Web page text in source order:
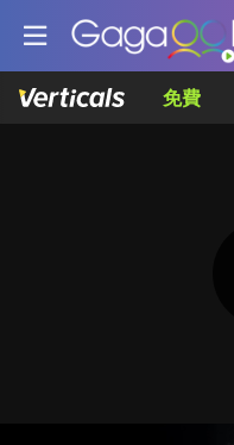
免費